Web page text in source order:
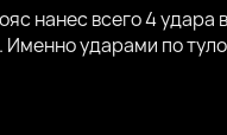
нанес всего 4 удара
ударами по